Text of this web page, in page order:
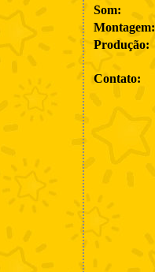
Som:
Montagem:
Produção:
Contato: